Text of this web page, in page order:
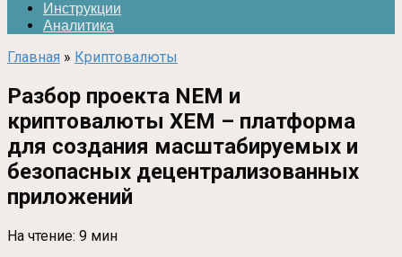
Инструкции
Аналитика
Главная » Криптовалюты
Разбор проекта NEM и
криптовалюты XEM – платформа
для создания масштабируемых и
безопасных децентрализованных
приложений
На чтение: 9 мин